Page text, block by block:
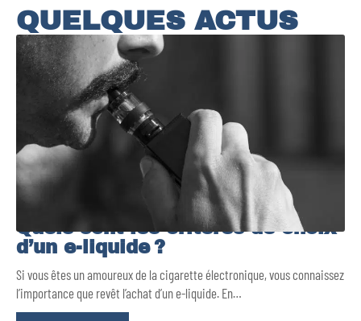
QUELQUES ACTUS
Quels sont les critères de choix
d’un e-liquide ?
Si vous êtes un amoureux de la cigarette électronique, vous connaissez
l’importance que revêt l’achat d’un e-liquide. En…